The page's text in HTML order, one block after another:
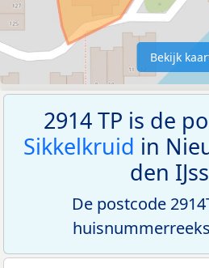
Bekijk
2914 TP is de
Sikkelkruid in
den
De postcode